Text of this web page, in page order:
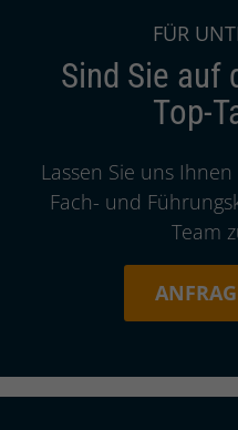
Funktionen
Chain
FÜR
Sind Sie auf
Top-
Lassen Sie uns
Fach- und
Team